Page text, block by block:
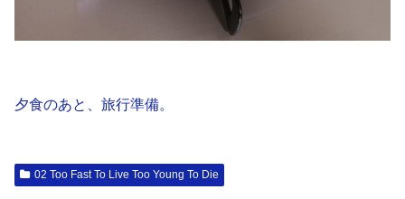
夕食のあと、旅行準備。
02 Too Fast To Live Too Young To Die